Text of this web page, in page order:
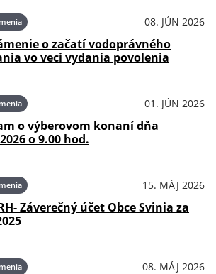
08. JÚN 2026
o začatí vodoprávného
vo veci vydania povolenia
01. JÚN 2026
o výberovom konaní dňa
o 9.00 hod.
15. MÁJ 2026
Záverečný účet Obce Svinia za
08. MÁJ 2026